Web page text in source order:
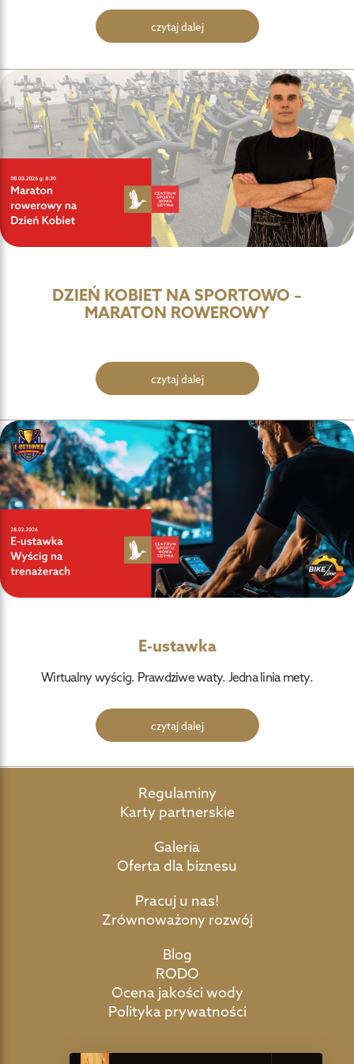
czytaj dalej
DZIEŃ KOBIET NA SPORTOWO –
MARATON ROWEROWY
czytaj dalej
E-ustawka
Wirtualny wyścig. Prawdziwe waty. Jedna linia mety.
czytaj dalej
Regulaminy
Karty partnerskie
Galeria
Oferta dla biznesu
Pracuj u nas!
Zrównoważony rozwój
Blog
RODO
Ocena jakości wody
Polityka prywatności